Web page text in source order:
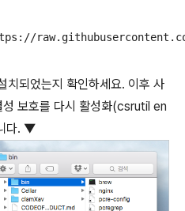
되었는지 확인하세요. 이후 사
보호를 다시 활성화(csrutil en
다. ▼